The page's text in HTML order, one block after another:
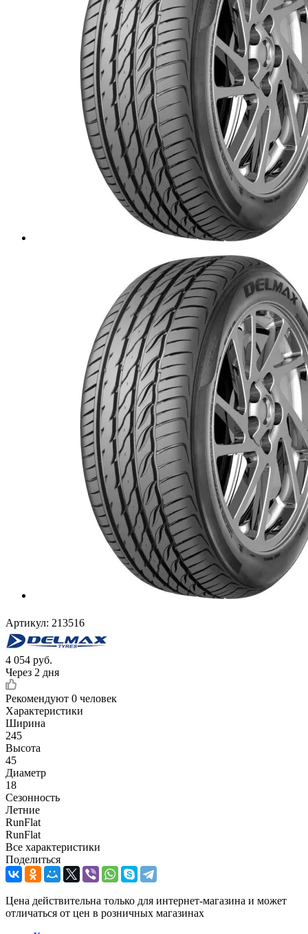
Артикул: 213516
4 054 руб.
Через 2 дня
Рекомендуют 0 человек
Характеристики
Ширина
245
Высота
45
Диаметр
18
Сезонность
Летние
RunFlat
RunFlat
Все характеристики
Поделиться
Цена действительна только для интернет-магазина и может
отличаться от цен в розничных магазинах